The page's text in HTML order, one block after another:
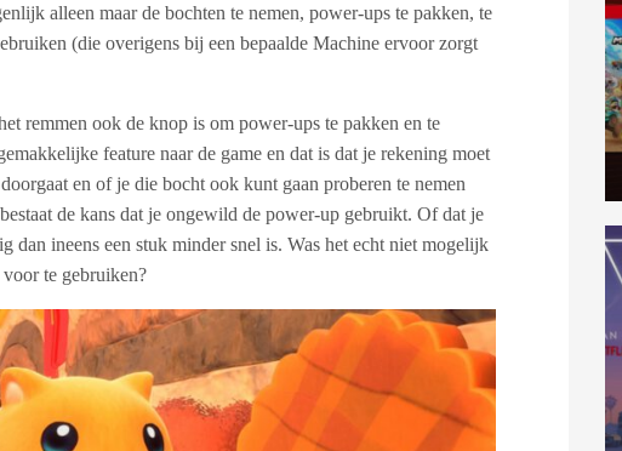
alleen maar de bochten te nemen, power-ups te pakken, te
(die overigens bij een bepaalde Machine ervoor zorgt
remmen ook de knop is om power-ups te pakken en te
feature naar de game en dat is dat je rekening moet
en of je die bocht ook kunt gaan proberen te nemen
de kans dat je ongewild de power-up gebruikt. Of dat je
dan ineens een stuk minder snel is. Was het echt niet mogelijk
te gebruiken?